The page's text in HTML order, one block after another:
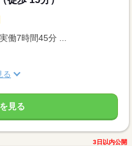
働7時間45分 ...
る
見る
3日以内公開